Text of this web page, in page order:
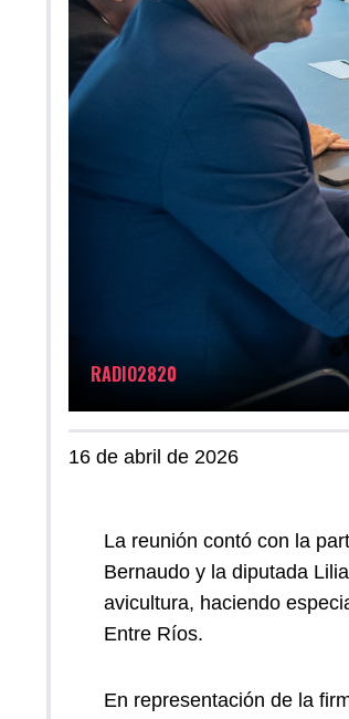
RADIO2820
16 de abril de 2026
La reunión contó con la
Bernaudo y la diputada
avicultura, haciendo
Entre Ríos.
En representación de la